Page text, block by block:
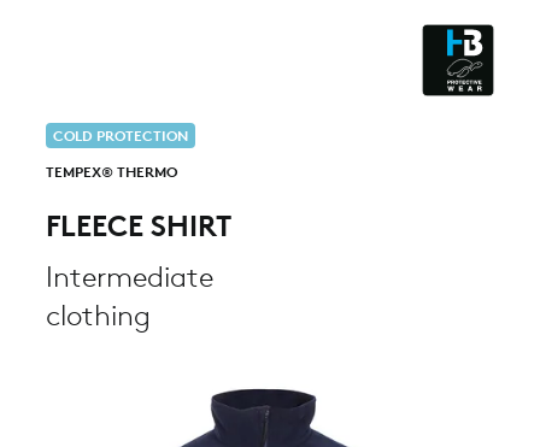
COLD PROTECTION
TEMPEX® THERMO
FLEECE SHIRT
Intermediate
clothing